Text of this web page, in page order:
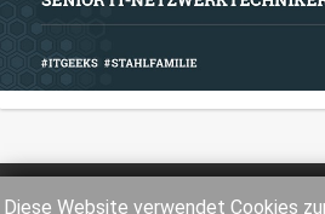
Diese Website verwendet Cookies